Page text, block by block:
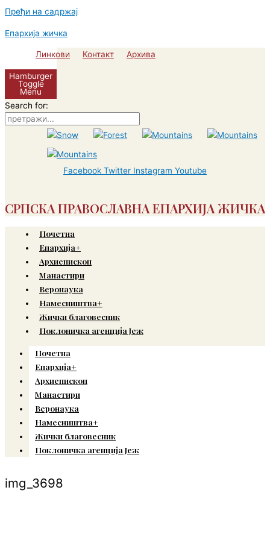
Пређи на садржај
Епархија жичка
Линкови Контакт Архива
Hamburger
Toggle
Menu
Search for:
Facebook Twitter Instagram Youtube
СРПСКА ПРАВОСЛАВНА ЕПАРХИЈА ЖИЧКА
Почетна
Епархија+
Архиепископ
Манастири
Веронаука
Намесништва+
Жички благовесник
Поклоничка агенција Јеж
Почетна
Епархија+
Архиепископ
Манастири
Веронаука
Намесништва+
Жички благовесник
Поклоничка агенција Јеж
img_3698